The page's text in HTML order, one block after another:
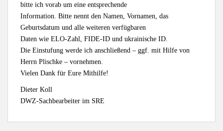
bitte ich vorab um eine entsprechende
Information. Bitte nennt den Namen, Vornamen, das
Geburtsdatum und alle weiteren verfügbaren
Daten wie ELO-Zahl, FIDE-ID und ukrainische ID.
Die Einstufung werde ich anschließend – ggf. mit Hilfe von
Herrn Plischke – vornehmen.
Vielen Dank für Eure Mithilfe!
Dieter Koll
DWZ-Sachbearbeiter im SRE